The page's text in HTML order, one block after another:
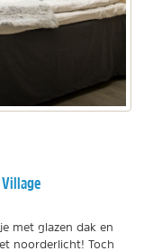
met glazen dak en
noorderlicht! Toch